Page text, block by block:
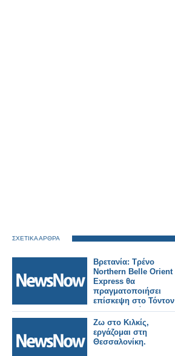
ΣΧΕΤΙΚΑ ΑΡΘΡΑ
Βρετανία: Τρένο
Northern Belle Orient
Express θα
πραγματοποιήσει
επίσκεψη στο Τόντον
της Κορνουάλης.
Ζω στο Κιλκίς,
εργάζομαι στη
Θεσσαλονίκη.